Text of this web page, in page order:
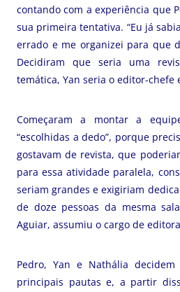
contando com a experiência que
sua primeira tentativa. “Eu já
errado e me organizei para que
Decidiram que seria uma
temática, Yan seria o editor-chefe
Começaram a montar a
“escolhidas a dedo”, porque
gostavam de revista, que
para essa atividade paralela,
seriam grandes e exigiriam
de doze pessoas da mesma
Aguiar, assumiu o cargo de
Pedro, Yan e Nathália
principais pautas e, a partir